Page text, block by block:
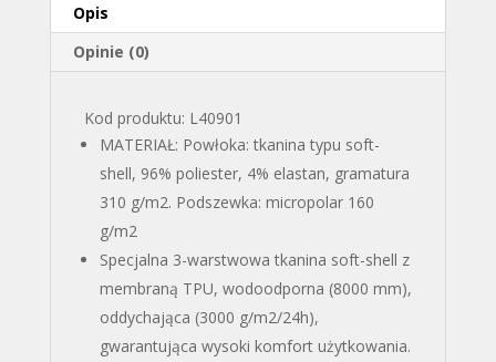
Opis
Opinie (0)
Kod produktu: L40901
MATERIAŁ: Powłoka: tkanina typu soft-
shell, 96% poliester, 4% elastan, gramatura
310 g/m2. Podszewka: micropolar 160
g/m2
Specjalna 3-warstwowa tkanina soft-shell z
membraną TPU, wodoodporna (8000 mm),
oddychająca (3000 g/m2/24h),
gwarantująca wysoki komfort użytkowania.